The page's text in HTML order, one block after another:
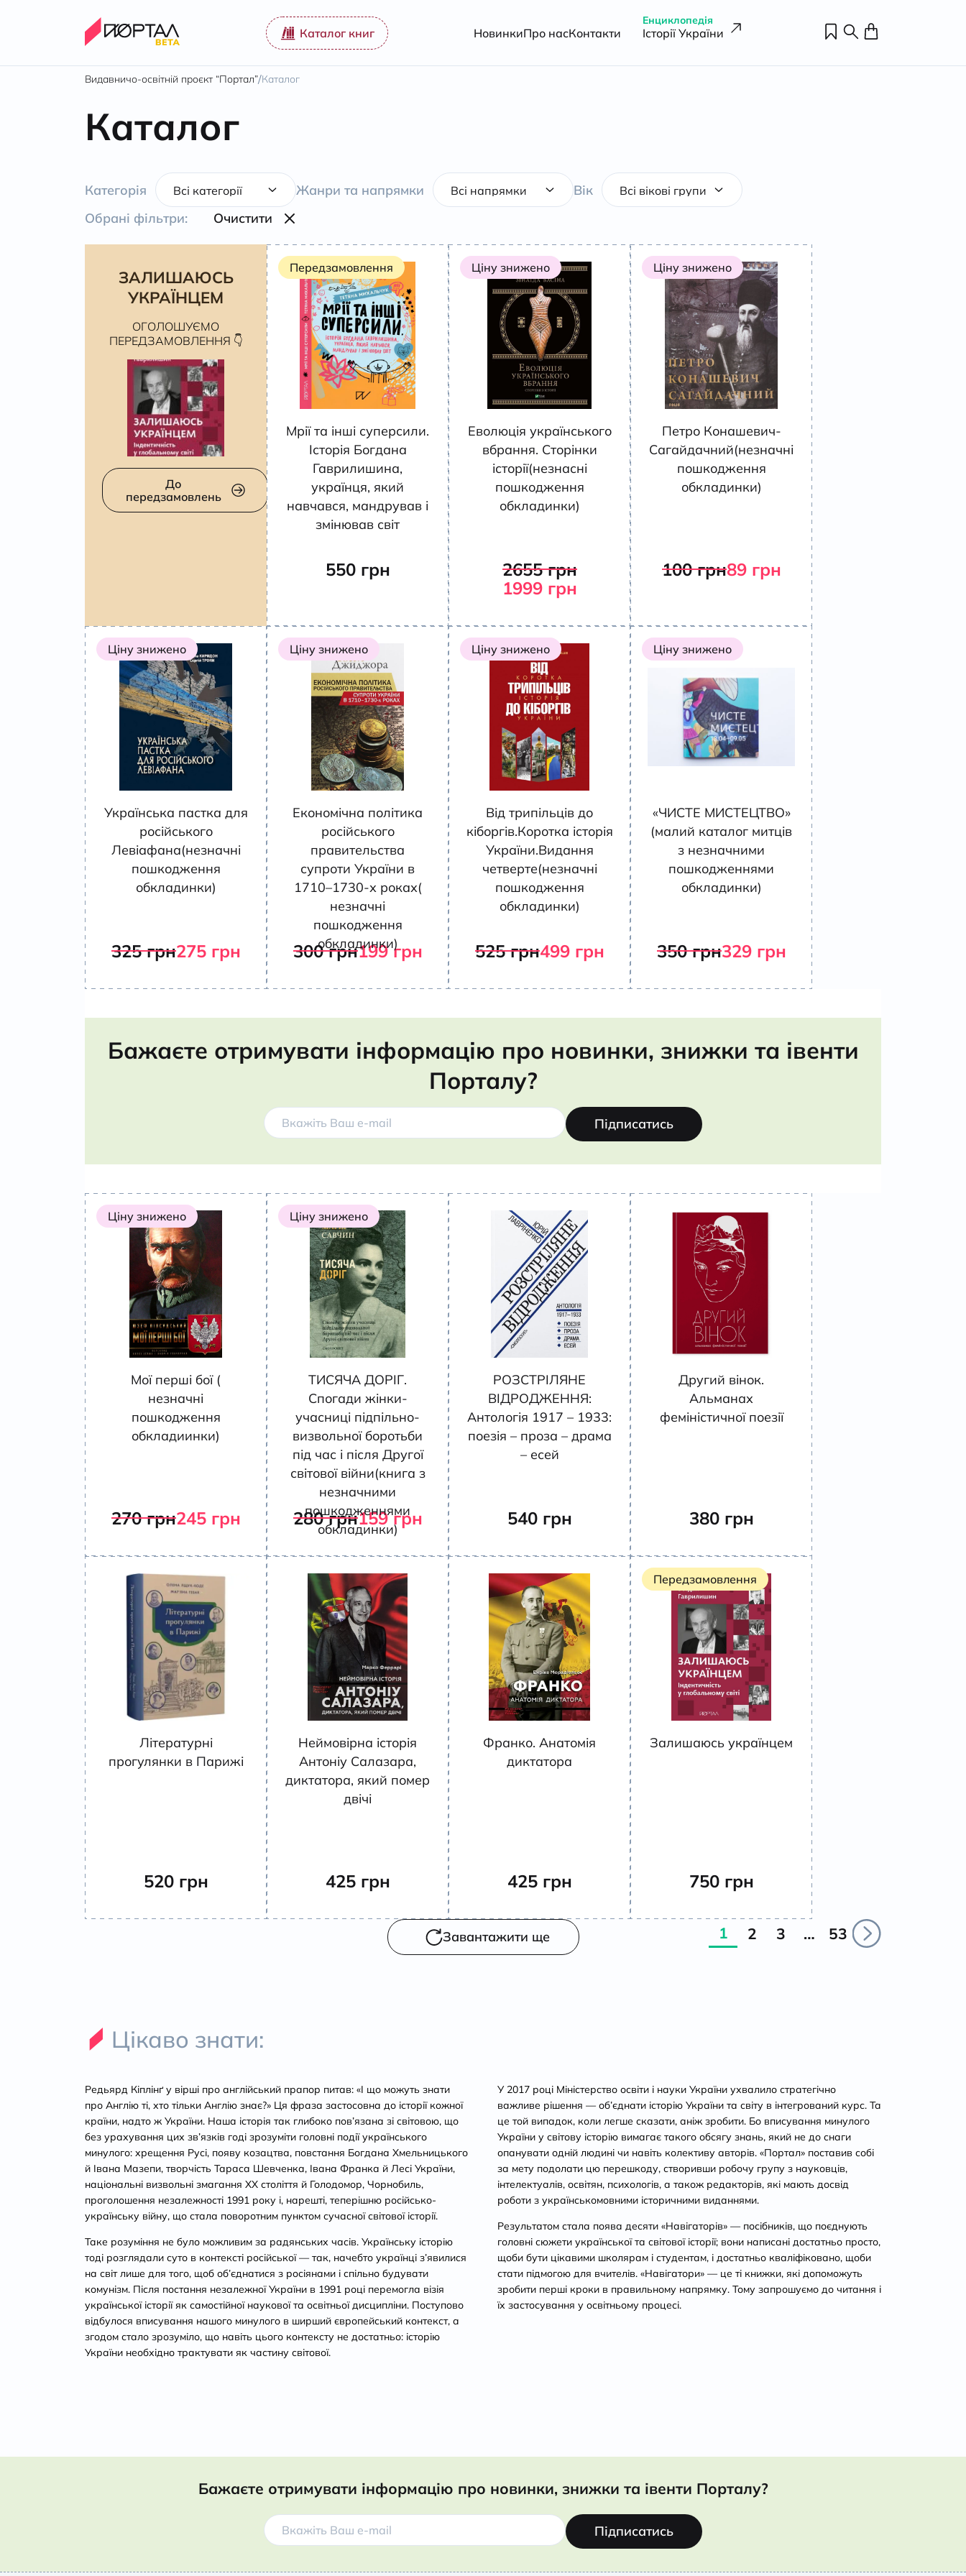
Каталог книг НовинкиПро насКонтакти
Енциклопедія
Історії України
Видавничо-освітній проєкт “Портал”/Каталог
Каталог
Категорія Жанри та напрямки
Вік
Обрані фільтри:
Очистити
ЗАЛИШАЮСЬ
УКРАЇНЦЕМ
ОГОЛОШУЄМО
ПЕРЕДЗАМОВЛЕННЯ 👇
До
передзамовлень
Передзамовлення
Мрії та інші суперсили.
Історія Богдана
Гаврилишина,
українця, який
навчався, мандрував і
змінював світ
550 грн
Ціну знижено
Еволюція українського
вбрання. Сторінки
історії(незнасні
пошкодження
обкладинки)
2655грн
1999 грн
Ціну знижено
Петро Конашевич-
Сагайдачний(незначні
пошкодження
обкладинки)
100грн89 грн
Ціну знижено
Українська пастка для
російського
Левіафана(незначні
пошкодження
обкладинки)
325грн275 грн
Ціну знижено
Економічна політика
російського
правительства
супроти України в
1710–1730-х роках(
незначні
пошкодження
обкладинки)
300грн199грн
Ціну знижено
Від трипільців до
кіборгів.Коротка історія
України.Видання
четверте(незначні
пошкодження
обкладинки)
525грн499 грн
Ціну знижено
«ЧИСТЕ МИСТЕЦТВО»
(малий каталог митців
з незначними
пошкодженнями
обкладинки)
350грн329 грн
Бажаєте отримувати інформацію про новинки, знижки та івенти
Порталу?
Підписатись
Ціну знижено
Мої перші бої (
незначні
пошкодження
обкладиинки)
270грн245 грн
Ціну знижено
ТИСЯЧА ДОРІГ.
Спогади жінки-
учасниці підпільно-
визвольної боротьби
під час і після Другої
світової війни(книга з
незначними
пошкодженнями
обкладинки)
280грн159грн
РОЗСТРІЛЯНЕ
ВІДРОДЖЕННЯ:
Антологія 1917 – 1933:
поезія – проза – драма
– есей
540 грн
Другий вінок.
Альманах
феміністичної поезії
380 грн
Літературні
прогулянки в Парижі
520 грн
Неймовірна історія
Антоніу Салазара,
диктатора, який помер
двічі
425 грн
Франко. Анатомія
диктатора
425 грн
Передзамовлення
Залишаюсь українцем
750 грн
Завантажити ще 1 2 3 … 53
Цікаво знати:
Редьярд Кіплінґ у вірші про англійський прапор питав: «І що можуть знати
про Англію ті, хто тільки Англію знає?» Ця фраза застосовна до історії кожної
країни, надто ж України. Наша історія так глибоко пов’язана зі світовою, що
без урахування цих зв’язків годі зрозуміти головні події українського
минулого: хрещення Русі, появу козацтва, повстання Богдана Хмельницького
й Івана Мазепи, творчість Тараса Шевченка, Івана Франка й Лесі України,
національні визвольні змагання ХХ століття й Голодомор, Чорнобиль,
проголошення незалежності 1991 року і, нарешті, теперішню російсько-
українську війну, що стала поворотним пунктом сучасної світової історії.
Таке розуміння не було можливим за радянських часів. Українську історію
тоді розглядали суто в контексті російської — так, начебто українці з’явилися
на світ лише для того, щоб об’єднатися з росіянами і спільно будувати
комунізм. Після постання незалежної України в 1991 році перемогла візія
української історії як самостійної наукової та освітньої дисципліни. Поступово
відбулося вписування нашого минулого в ширший європейський контекст, а
згодом стало зрозуміло, що навіть цього контексту не достатньо: історію
України необхідно трактувати як частину світової.
У 2017 році Міністерство освіти і науки України ухвалило стратегічно
важливе рішення — об’єднати історію України та світу в інтегрований курс. Та
це той випадок, коли легше сказати, аніж зробити. Бо вписування минулого
України у світову історію вимагає такого обсягу знань, який не до снаги
опанувати одній людині чи навіть колективу авторів. «Портал» поставив собі
за мету подолати цю перешкоду, створивши робочу групу з науковців,
інтелектуалів, освітян, психологів, а також редакторів, які мають досвід
роботи з українськомовними історичними виданнями.
Результатом стала поява десяти «Навігаторів» — посібників, що поєднують
головні сюжети української та світової історії; вони написані достатньо просто,
щоби бути цікавими школярам і студентам, і достатньо кваліфіковано, щоби
стати підмогою для вчителів. «Навігатори» — це ті книжки, які допоможуть
зробити перші кроки в правильному напрямку. Тому запрошуємо до читання і
їх застосування у освітньому процесі.
Бажаєте отримувати інформацію про новинки, знижки та івенти Порталу?
Підписатись